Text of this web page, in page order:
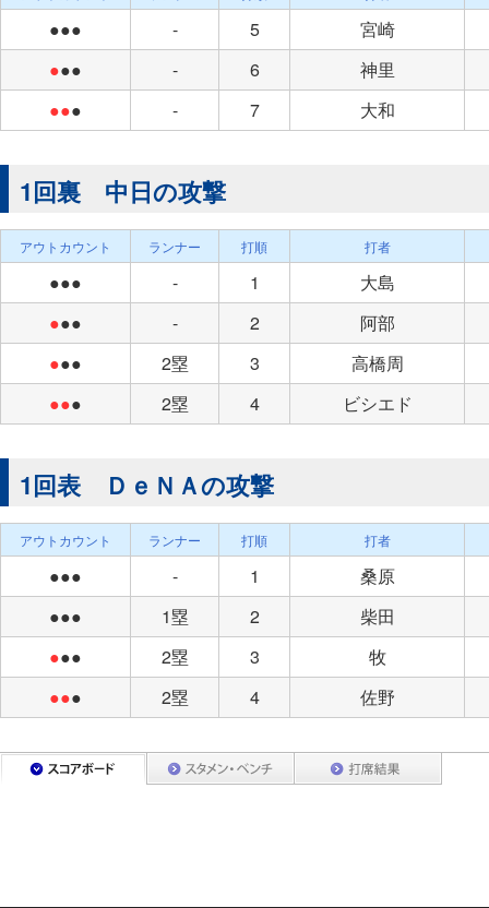
●●● - 5
宮崎
●●● - 6
神里
●●● - 7 大和
1回裏 中日の攻撃
アウトカウント ランナー 打順 打者
●●● - 1
大島
●●● - 2
阿部
●●● 2塁 3
高橋周
●●● 2塁 4 ビシエド
1回表 ＤｅＮＡの攻撃
アウトカウント ランナー 打順 打者
●●● - 1
桑原
●●●
1塁 2
柴田
●●● 2塁 3
牧
●●● 2塁 4 佐野